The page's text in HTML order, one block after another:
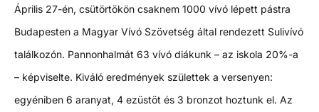
Április 27-én, csütörtökön csaknem 1000 vívó lépett pástra
Budapesten a Magyar Vívó Szövetség által rendezett Sulivívó
találkozón. Pannonhalmát 63 vívó diákunk – az iskola 20%-a
– képviselte. Kiváló eredmények születtek a versenyen:
egyéniben 6 aranyat, 4 ezüstöt és 3 bronzot hoztunk el. Az